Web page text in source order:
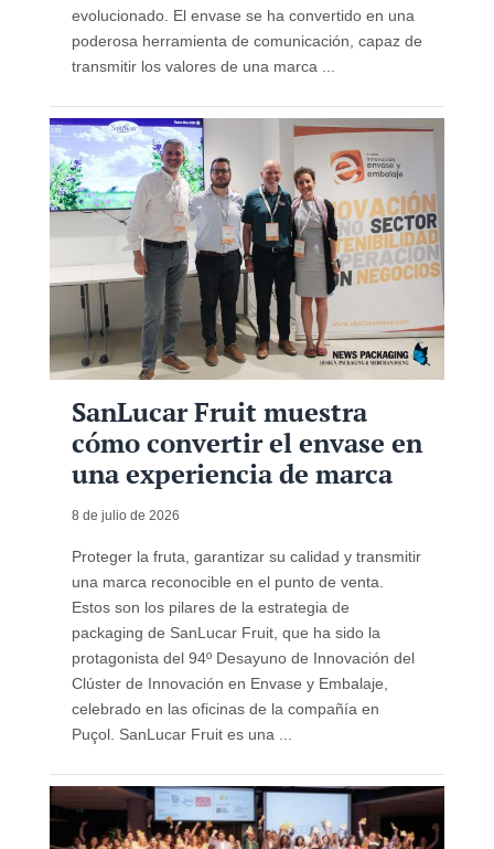
evolucionado. El envase se ha convertido en una
poderosa herramienta de comunicación, capaz de
transmitir los valores de una marca ...
SanLucar Fruit muestra
cómo convertir el envase en
una experiencia de marca
8 de julio de 2026
Proteger la fruta, garantizar su calidad y transmitir
una marca reconocible en el punto de venta.
Estos son los pilares de la estrategia de
packaging de SanLucar Fruit, que ha sido la
protagonista del 94º Desayuno de Innovación del
Clúster de Innovación en Envase y Embalaje,
celebrado en las oficinas de la compañía en
Puçol. SanLucar Fruit es una ...